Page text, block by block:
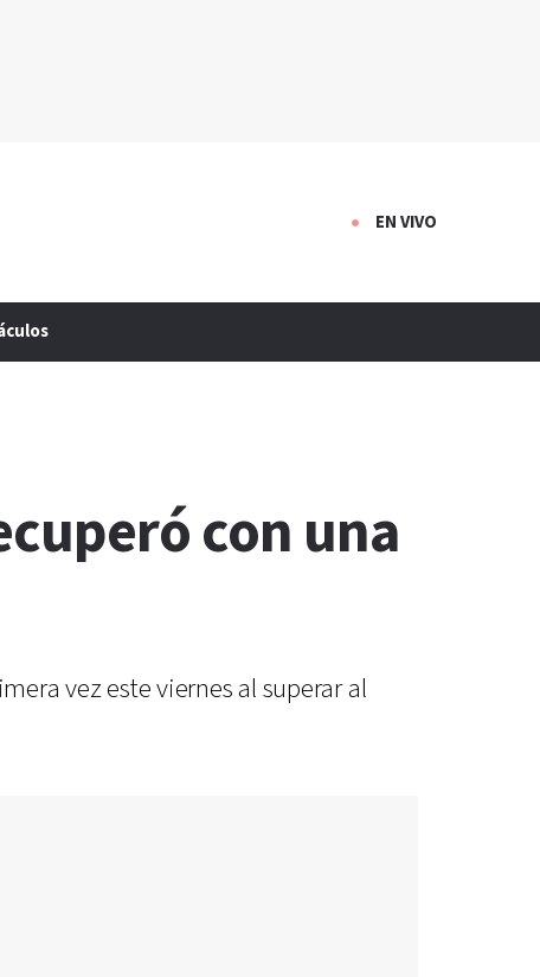
EN VIVO
con una
vez este viernes al superar al